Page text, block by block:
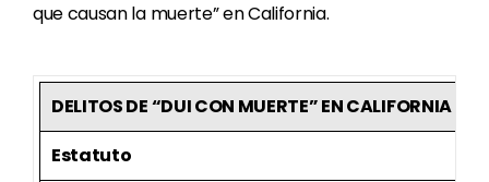
que causan la muerte” en California.
DELITOS DE “DUI CON MUERTE” EN CALIFORNIA
Estatuto